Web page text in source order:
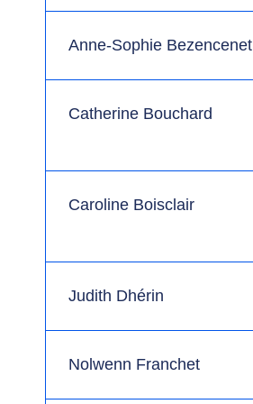
Anne-Sophie Bezencenet
Catherine Bouchard
Caroline Boisclair
Judith Dhérin
Nolwenn Franchet